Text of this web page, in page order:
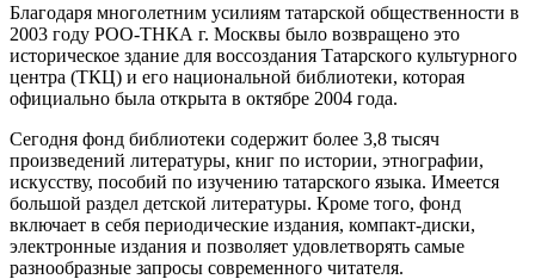
Благодаря многолетним усилиям татарской общественности в
2003 году РОО-ТНКА г. Москвы было возвращено это
историческое здание для воссоздания Татарского культурного
центра (ТКЦ) и его национальной библиотеки, которая
официально была открыта в октябре 2004 года.
Сегодня фонд библиотеки содержит более 3,8 тысяч
произведений литературы, книг по истории, этнографии,
искусству, пособий по изучению татарского языка. Имеется
большой раздел детской литературы. Кроме того, фонд
включает в себя периодические издания, компакт-диски,
электронные издания и позволяет удовлетворять самые
разнообразные запросы современного читателя.